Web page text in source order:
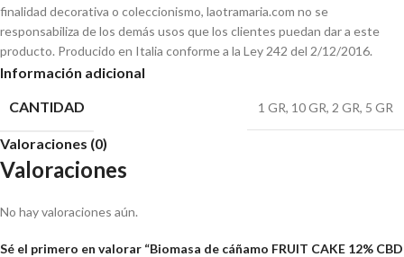
finalidad decorativa o coleccionismo, laotramaria.com no se
responsabiliza de los demás usos que los clientes puedan dar a este
producto. Producido en Italia conforme a la Ley 242 del 2/12/2016.
Información adicional
CANTIDAD
1 GR, 10 GR, 2 GR, 5 GR
Valoraciones (0)
Valoraciones
No hay valoraciones aún.
Sé el primero en valorar “Biomasa de cáñamo FRUIT CAKE 12% CBD